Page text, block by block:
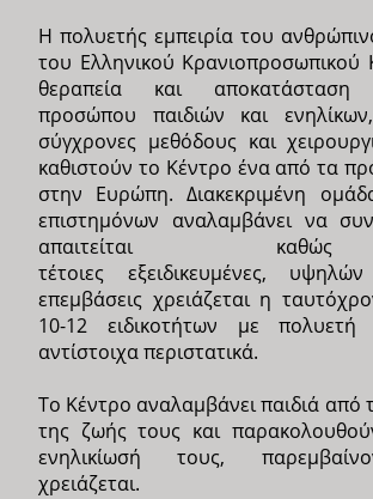
Η πολυετής εμπειρία του
του Ελληνικού Κρανιοπροσωπικού
θεραπεία και αποκατάσταση
προσώπου παιδιών και
σύγχρονες μεθόδους και
καθιστούν το Κέντρο ένα από τα
στην Ευρώπη. Διακεκριμένη
επιστημόνων αναλαμβάνει να
απαιτείται
τέτοιες εξειδικευμένες,
επεμβάσεις χρειάζεται η
10-12 ειδικοτήτων με πολυετή
αντίστοιχα περιστατικά.
Το Κέντρο αναλαμβάνει παιδιά από
της ζωής τους και
ενηλικίωσή τους,
χρειάζεται.